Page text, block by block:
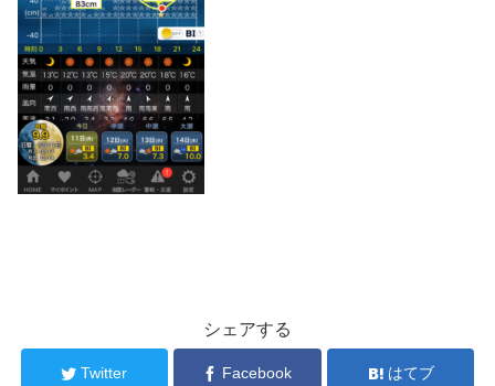
シェアする
Twitter Facebook はてブ